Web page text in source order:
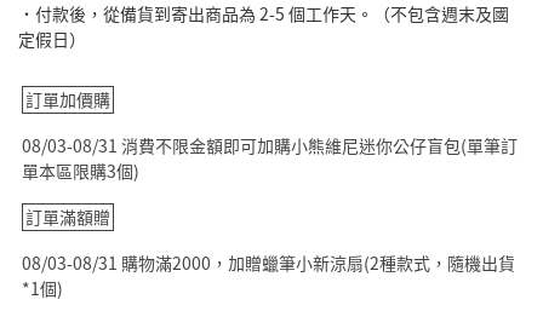
˙付款後，從備貨到寄出商品為 2-5 個工作天。（不包含週末及國
定假日）
訂單加價購
08/03-08/31 消費不限金額即可加購小熊維尼迷你公仔盲包(單筆訂
單本區限購3個)
訂單滿額贈
08/03-08/31 購物滿2000，加贈蠟筆小新涼扇(2種款式，隨機出貨
*1個)